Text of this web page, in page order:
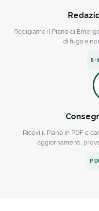
Redigiamo il Piano di
di fuga e
5-
Ricevi il Piano in PDF e
aggiornamenti,